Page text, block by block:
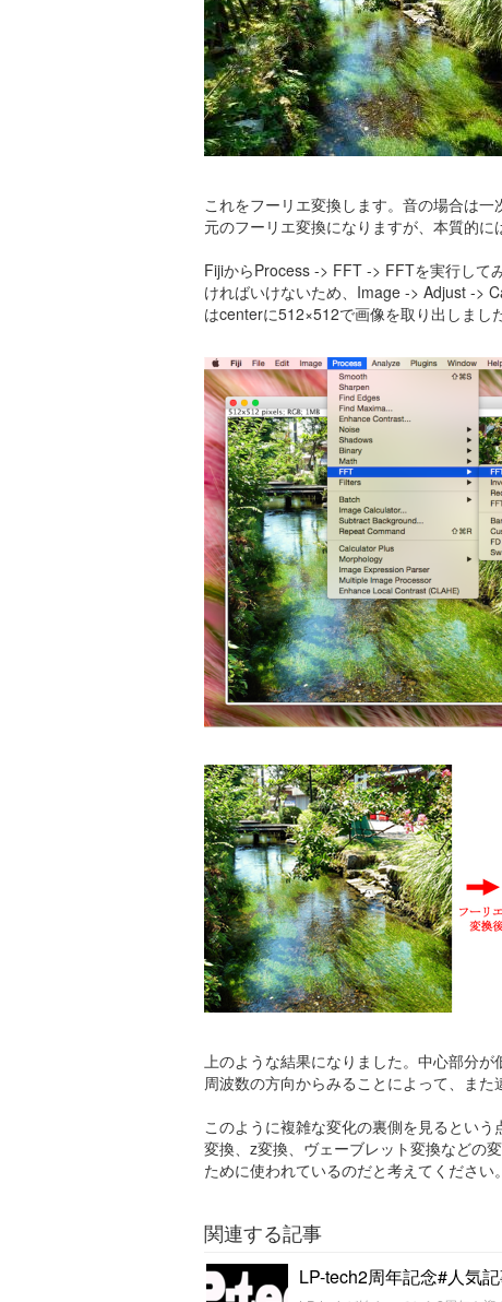
これをフーリエ変換します。音の場合は
元のフーリエ変換になりますが、本質的に
FijiからProcess -> FFT -> FFTを実行して
ければいけないため、Image -> Adjust ->
はcenterに512×512で画像を取り出しました
上のような結果になりました。中心部分
周波数の方向からみることによって、また
このように複雑な変化の裏側を見るとい
変換、z変換、ヴェーブレット変換などの
ために使われているのだと考えてください。
関連する記事
LP-tech2周年記念#人気